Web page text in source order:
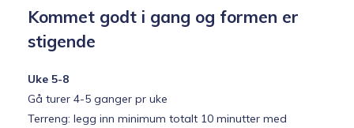
Kommet godt i gang og formen er
stigende
Uke 5-8
Gå turer 4-5 ganger pr uke
Terreng: legg inn minimum totalt 10 minutter med